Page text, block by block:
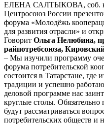
ЕЛЕНА САЛТЫКОВА, соб.
Центросоюз России
форума «Молодёжь
для развития отрасли» и
Говорит Ольга Нелюбина,
райпотребсоюза,
– Мы изучили программу
форума потребительской
состоится в Татарстане, где
традиции и успешно
деловой программе нас
круглые столы. Обязательно
будут рассматриваться
потребительских обществ и